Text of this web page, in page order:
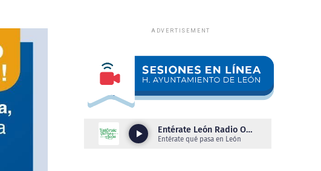
ADVERTISEMENT